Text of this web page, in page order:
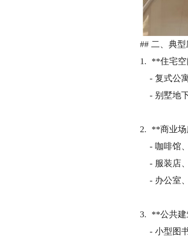
## 二、典
1. **住宅
- 复式公寓
- 别墅地下
2. **商业
- 咖啡馆、
- 服装店、
- 办公室、
3. **公共建
- 小型图书